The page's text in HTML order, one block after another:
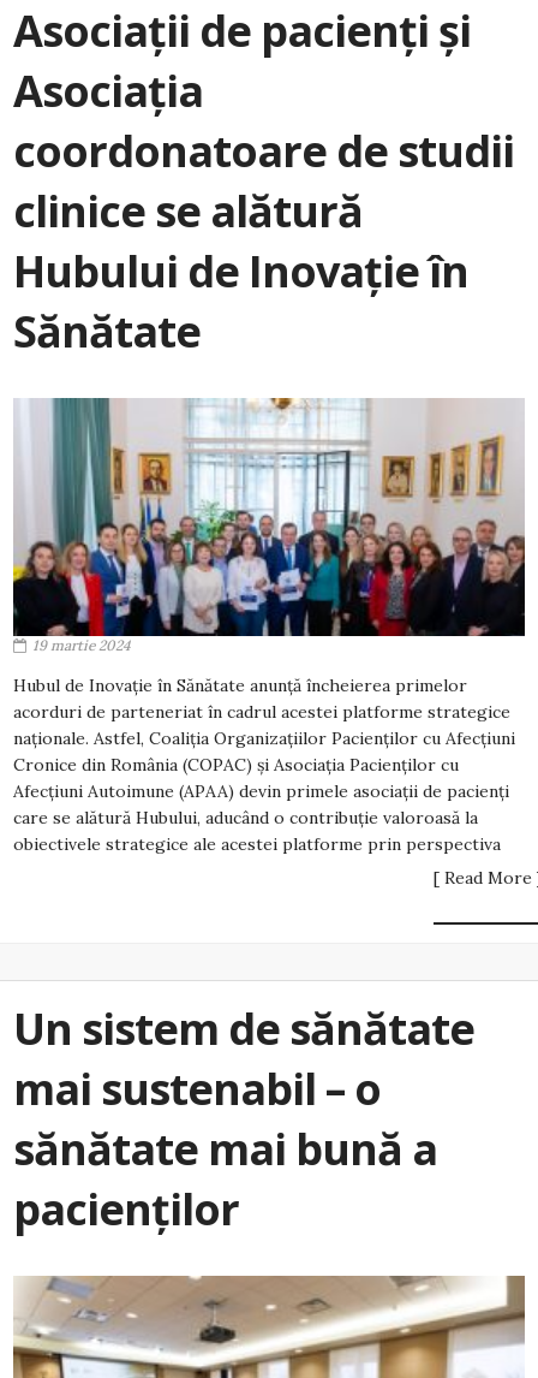
Asociaţii de pacienţi şi
Asociația
coordonatoare de studii
clinice se alătură
Hubului de Inovaţie în
Sănătate
19 martie 2024
Hubul de Inovație în Sănătate anunță încheierea primelor
acorduri de parteneriat în cadrul acestei platforme strategice
naționale. Astfel, Coaliția Organizațiilor Pacienților cu Afecțiuni
Cronice din România (COPAC) și Asociația Pacienților cu
Afecțiuni Autoimune (APAA) devin primele asociații de pacienți
care se alătură Hubului, aducând o contribuție valoroasă la
obiectivele strategice ale acestei platforme prin perspectiva
[ Read More
Un sistem de sănătate
mai sustenabil – o
sănătate mai bună a
pacienților